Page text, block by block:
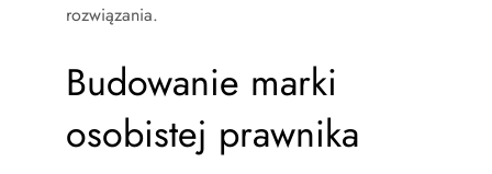
rozwiązania.
Budowanie marki
osobistej prawnika